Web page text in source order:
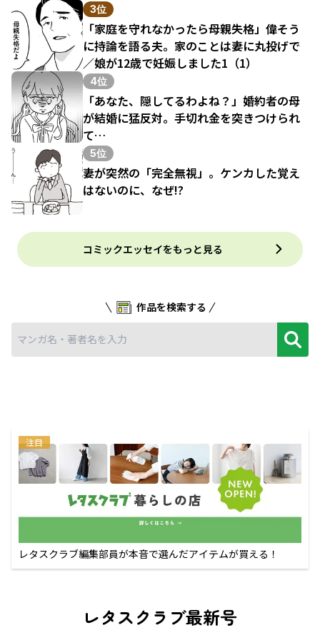
3位
「家庭を守れなかったら母親失格」偉そう
に持論を語る夫。家のことは妻に丸投げで
／娘が12歳で妊娠しました1（1）
4位
「あなた、隠してるわよね？」婚約者の母
が結婚に猛反対。手切れ金を突きつけられ
て…
5位
妻が突然の「完全無視」。ケンカした覚え
はないのに、なぜ!?
コミックエッセイをもっと見る
作品を検索する
注目
レタスクラブ編集部員が本音で選んだアイテムが買える！
レタスクラブ最新号